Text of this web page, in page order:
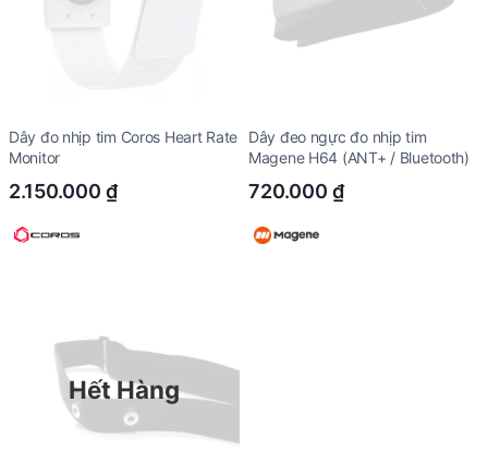
Dây đo nhịp tim Coros Heart Rate
Monitor
2.150.000 ₫
Dây đeo ngực đo nhịp tim
Magene H64 (ANT+ / Bluetooth)
720.000 ₫
Hết Hàng